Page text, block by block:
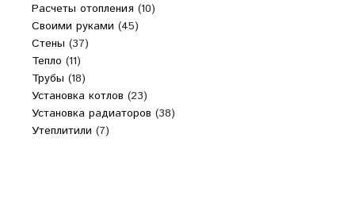
Расчеты отопления (10)
Своими руками (45)
Стены (37)
Тепло (11)
Трубы (18)
Установка котлов (23)
Установка радиаторов (38)
Утеплитили (7)